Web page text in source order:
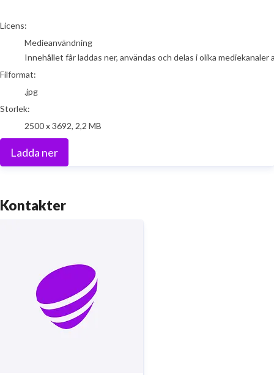
go to media item
Licens:
Medieanvändning
Innehållet får laddas ner, användas och delas i olika
Filformat:
.jpg
Storlek:
2500 x 3692, 2,2 MB
Ladda ner
Kontakter